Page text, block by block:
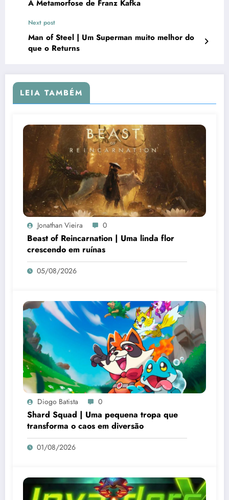
A Metamorfose de Franz Kafka
Next post
Man of Steel | Um Superman muito melhor do
que o Returns
LEIA TAMBÉM
Jonathan Vieira 0
Beast of Reincarnation | Uma linda flor
crescendo em ruínas
05/08/2026
Diogo Batista 0
Shard Squad | Uma pequena tropa que
transforma o caos em diversão
01/08/2026